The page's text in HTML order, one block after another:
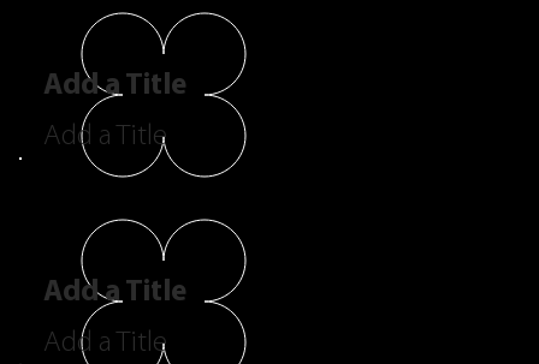
Add a Title
Add a Title
Add a Title
Add a Title